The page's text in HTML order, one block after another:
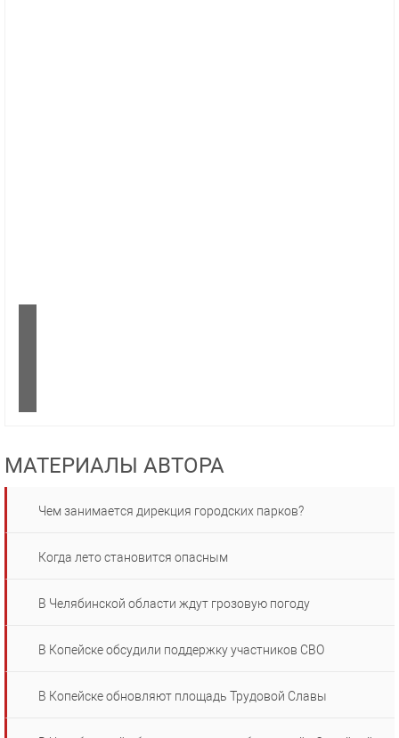
МАТЕРИАЛЫ АВТОРА
Чем занимается дирекция городских парков?
Когда лето становится опасным
В Челябинской области ждут грозовую погоду
В Копейске обсудили поддержку участников СВО
В Копейске обновляют площадь Трудовой Славы